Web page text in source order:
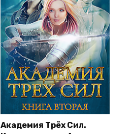
Академия Трёх Сил.